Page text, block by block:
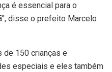
é essencial para o
disse o prefeito Marcelo
de 150 crianças e
especiais e eles também